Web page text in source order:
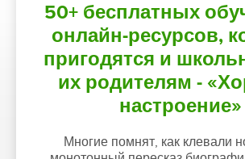
50+ бесплатных
онлайн-ресурсов,
пригодятся и
их родителям -
настроение»
Многие помнят, как клевали